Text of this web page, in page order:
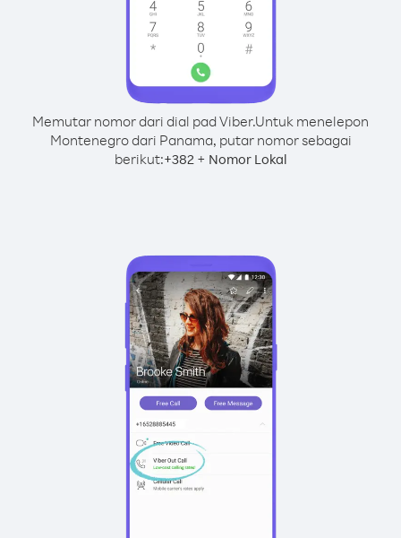
Memutar nomor dari dial pad Viber.Untuk menelepon
Montenegro dari Panama, putar nomor sebagai
berikut:+382+ Nomor Lokal